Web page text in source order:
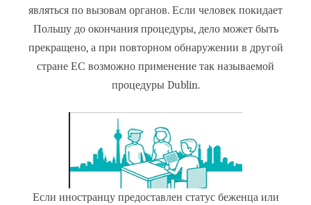
являться по вызовам органов. Если человек покидает
Польшу до окончания процедуры, дело может быть
прекращено, а при повторном обнаружении в другой
стране ЕС возможно применение так называемой
процедуры Dublin.
Если иностранцу предоставлен статус беженца или